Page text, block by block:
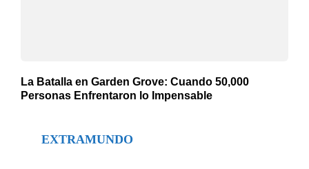
La Batalla en Garden Grove: Cuando 50,000
Personas Enfrentaron lo Impensable
EXTRAMUNDO